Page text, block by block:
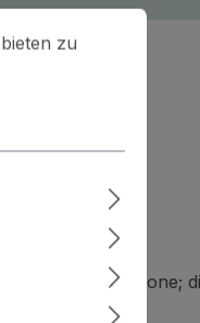
in der Schablone;
zu können.
Mehr
zu